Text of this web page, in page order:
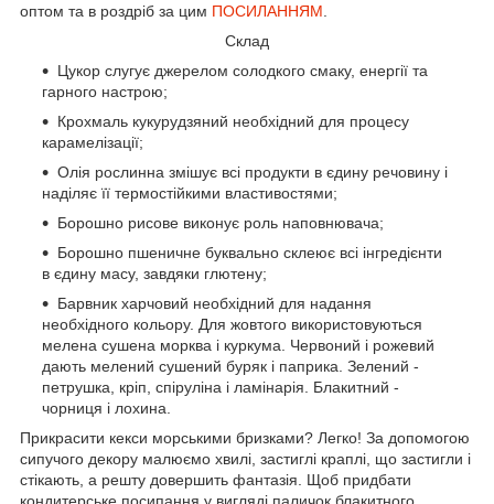
оптом та в роздріб за цим ПОСИЛАННЯМ
Склад
Цукор слугує джерелом солодкого смаку, енергії та
гарного настрою;
Крохмаль кукурудзяний необхідний для процесу
карамелізації;
Олія рослинна змішує всі продукти в єдину речовину і
наділяє її термостійкими властивостями;
Борошно рисове виконує роль наповнювача;
Борошно пшеничне буквально склеює всі інгредієнти
в єдину масу, завдяки глютену;
Барвник харчовий необхідний для надання
необхідного кольору. Для жовтого використовуються
мелена сушена морква і куркума. Червоний і рожевий
дають мелений сушений буряк і паприка. Зелений -
петрушка, кріп, спіруліна і ламінарія. Блакитний -
чорниця і лохина.
Прикрасити кекси морськими бризками? Легко! За допомогою
сипучого декору малюємо хвилі, застиглі краплі, що застигли і
стікають, а решту довершить фантазія. Щоб придбати
кондитерське посипання у вигляді паличок блакитного